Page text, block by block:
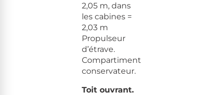
2,05 m, dans
les cabines =
2,03 m
Propulseur
d’étrave.
Compartiment
conservateur.
Toit ouvrant.